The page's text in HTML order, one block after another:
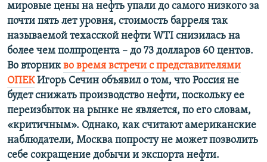
мировые цены на нефть упали до самого низкого за
почти пять лет уровня, стоимость барреля так
называемой техасской нефти WTI снизилась на
более чем полпроцента – до 73 долларов 60 центов.
Во вторникво время встречи с представителями
ОПЕКИгорь Сечин объявил о том, что Россия не
будет снижать производство нефти, поскольку ее
переизбыток на рынке не является, по его словам,
«критичным». Однако, как считают американские
наблюдатели, Москва попросту не может позволить
себе сокращение добычи и экспорта нефти.